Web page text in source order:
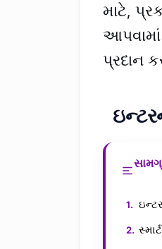
માટે,
આપવામાં
પ્રદાન